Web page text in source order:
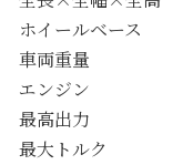
ホイールベース
車両重量
エンジン
最高出力
最大トルク